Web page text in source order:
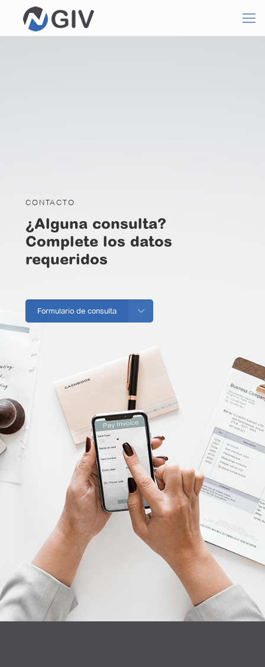
CONTACTO
¿Alguna consulta?
Complete los datos
requeridos
Formulario de consulta